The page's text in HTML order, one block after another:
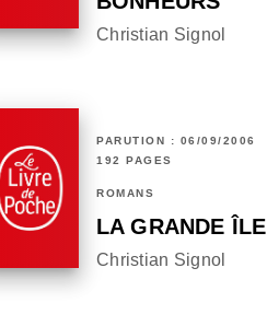
Christian Signol
PARUTION : 06/09/2006
192 PAGES
ROMANS
LA GRANDE ÎLE
Christian Signol